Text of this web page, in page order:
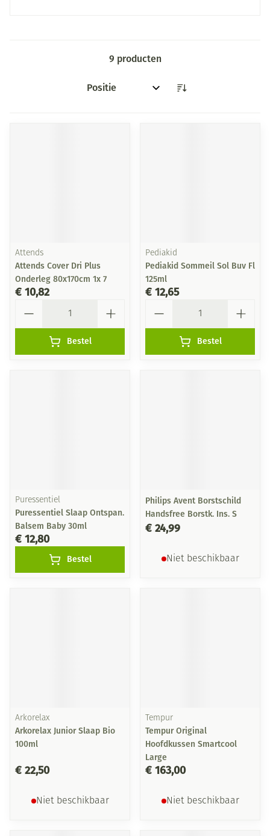
9 producten
Sorteer op:
Attends
Attends Cover Dri Plus
Onderleg 80x170cm 1x 7
€ 10,82
Bestel
Pediakid
Pediakid Sommeil Sol Buv Fl
125ml
€ 12,65
Bestel
Puressentiel
Puressentiel Slaap Ontspan.
Balsem Baby 30ml
€ 12,80
Bestel
Philips Avent Borstschild
Handsfree Borstk. Ins. S
€ 24,99
Niet beschikbaar
Arkorelax
Arkorelax Junior Slaap Bio
100ml
€ 22,50
Niet beschikbaar
Tempur
Tempur Original
Hoofdkussen Smartcool
Large
€ 163,00
Niet beschikbaar